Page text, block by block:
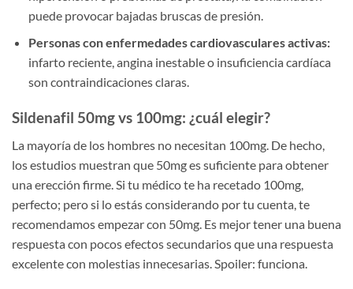
puede provocar bajadas bruscas de presión.
Personas con enfermedades cardiovasculares activas:
infarto reciente, angina inestable o insuficiencia cardíaca
son contraindicaciones claras.
Sildenafil 50mg vs 100mg: ¿cuál elegir?
La mayoría de los hombres no necesitan 100mg. De hecho,
los estudios muestran que 50mg es suficiente para obtener
una erección firme. Si tu médico te ha recetado 100mg,
perfecto; pero si lo estás considerando por tu cuenta, te
recomendamos empezar con 50mg. Es mejor tener una buena
respuesta con pocos efectos secundarios que una respuesta
excelente con molestias innecesarias. Spoiler: funciona.